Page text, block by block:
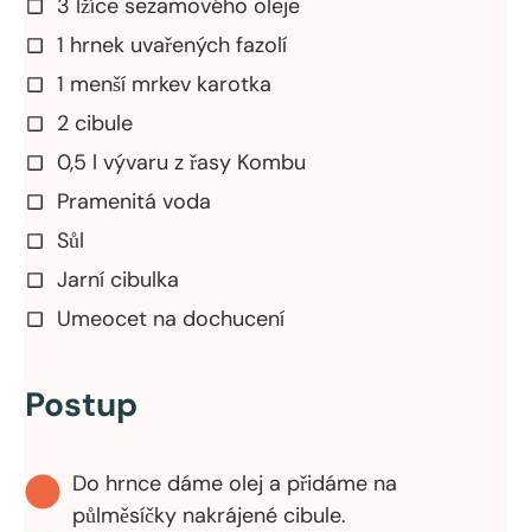
3 lžíce sezamového oleje
1 hrnek uvařených fazolí
1 menší mrkev karotka
2 cibule
0,5 l vývaru z řasy Kombu
Pramenitá voda
Sůl
Jarní cibulka
Umeocet na dochucení
Postup
Do hrnce dáme olej a přidáme na
půlměsíčky nakrájené cibule.